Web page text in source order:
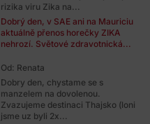
rizika viru Zika na...
Dobrý den, v SAE ani na Mauriciu
aktuálně přenos horečky ZIKA
nehrozí. Světové zdravotnická...
Od: Renata
Dobry den, chystame se s
manzelem na dovolenou.
Zvazujeme destinaci Thajsko (loni
jsme uz byli 2x...